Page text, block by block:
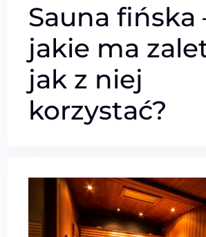
Sauna fińska
jakie ma
jak z niej
korzystać?